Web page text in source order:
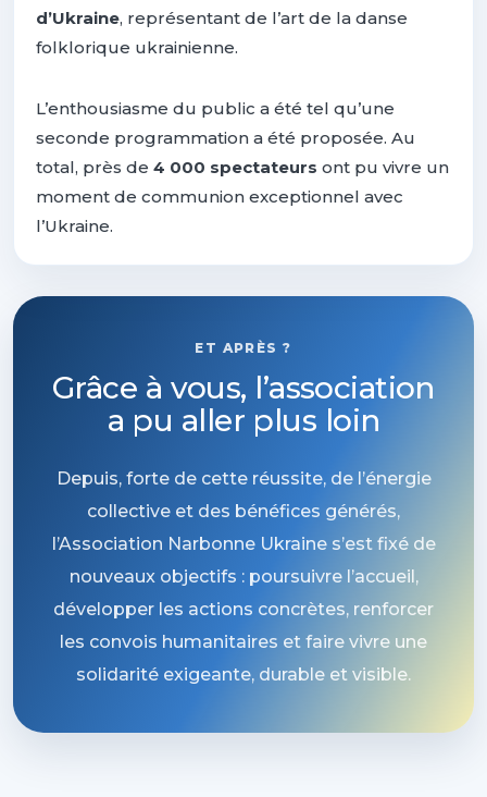
d’Ukraine, représentant de l’art de la danse
folklorique ukrainienne.
L’enthousiasme du public a été tel qu’une
seconde programmation a été proposée. Au
total, près de 4 000 spectateurs ont pu vivre un
moment de communion exceptionnel avec
l’Ukraine.
ET APRÈS ?
Grâce à vous, l’association
a pu aller plus loin
Depuis, forte de cette réussite, de l’énergie
collective et des bénéfices générés,
l’Association Narbonne Ukraine s’est fixé de
nouveaux objectifs : poursuivre l’accueil,
développer les actions concrètes, renforcer
les convois humanitaires et faire vivre une
solidarité exigeante, durable et visible.